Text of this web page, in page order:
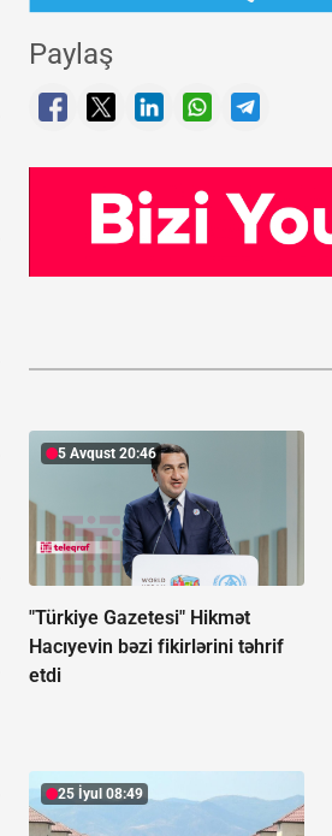
Paylaş
5 Avqust 20:46
"Türkiye Gazetesi" Hikmət
Hacıyevin bəzi fikirlərini təhrif
etdi
25 İyul 08:49